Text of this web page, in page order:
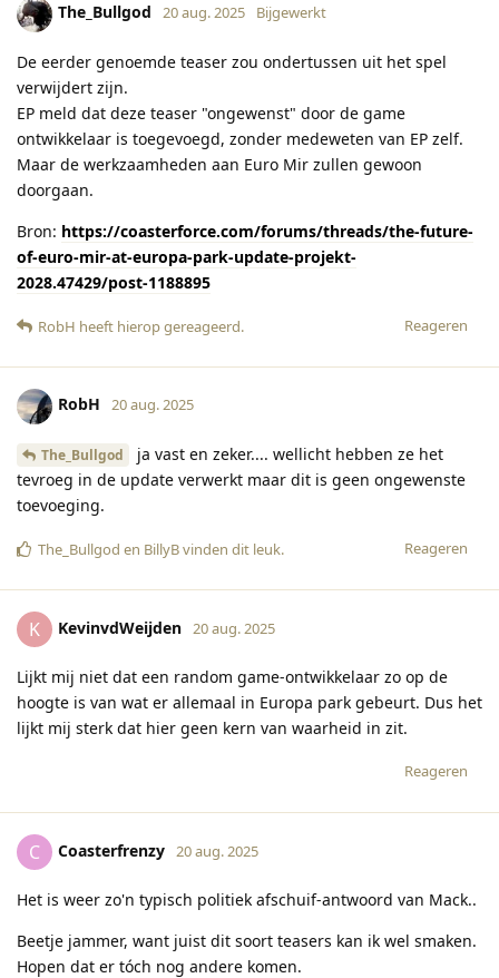
The_Bullgod 20 aug. 2025 Bijgewerkt
De eerder genoemde teaser zou ondertussen uit het spel
verwijdert zijn.
EP meld dat deze teaser "ongewenst" door de game
ontwikkelaar is toegevoegd, zonder medeweten van EP zelf.
Maar de werkzaamheden aan Euro Mir zullen gewoon
doorgaan.
Bron: https://coasterforce.com/forums/threads/the-future-
of-euro-mir-at-europa-park-update-projekt-
2028.47429/post-1188895
Reageren
RobH heeft hierop gereageerd.
RobH 20 aug. 2025
The_Bullgod
ja vast en zeker.... wellicht hebben ze het
tevroeg in de update verwerkt maar dit is geen ongewenste
toevoeging.
Reageren
The_Bullgod en BillyBvinden dit leuk.
K KevinvdWeijden 20 aug. 2025
Lijkt mij niet dat een random game-ontwikkelaar zo op de
hoogte is van wat er allemaal in Europa park gebeurt. Dus het
lijkt mij sterk dat hier geen kern van waarheid in zit.
Reageren
C Coasterfrenzy 20 aug. 2025
Het is weer zo'n typisch politiek afschuif-antwoord van Mack..
Beetje jammer, want juist dit soort teasers kan ik wel smaken.
Hopen dat er tóch nog andere komen.